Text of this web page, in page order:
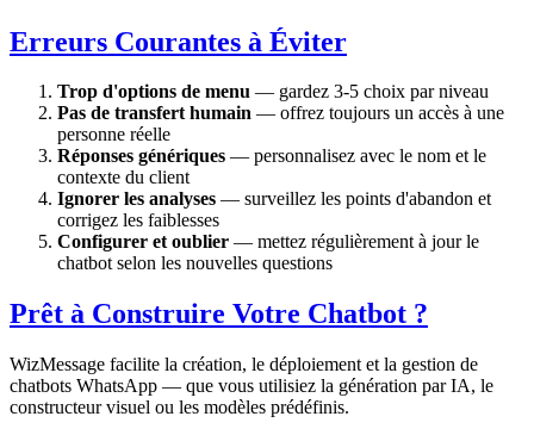
Erreurs Courantes à Éviter
Trop d'options de menu — gardez 3-5 choix par niveau
Pas de transfert humain — offrez toujours un accès à une
personne réelle
Réponses génériques — personnalisez avec le nom et le
contexte du client
Ignorer les analyses — surveillez les points d'abandon et
corrigez les faiblesses
Configurer et oublier — mettez régulièrement à jour le
chatbot selon les nouvelles questions
Prêt à Construire Votre Chatbot ?
WizMessage facilite la création, le déploiement et la gestion de
chatbots WhatsApp — que vous utilisiez la génération par IA, le
constructeur visuel ou les modèles prédéfinis.